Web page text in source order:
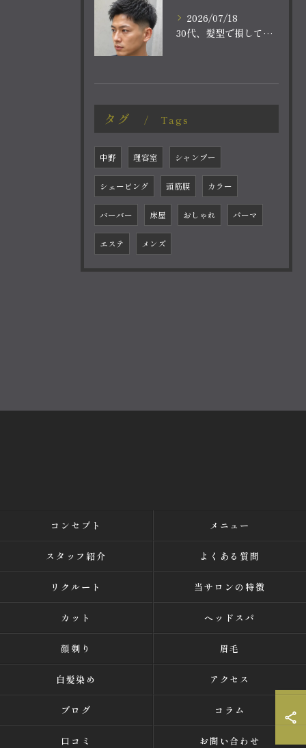
2026/07/18
30代、髪型で損していませんか？
タグ Tags
中野 理容室 シャンプー
シェービング 頭筋膜 カラー
バーバー 床屋 おしゃれ パーマ
エステ メンズ
コンセプト メニュー
スタッフ紹介 よくある質問
リクルート 当サロンの特徴
カット ヘッドスパ
顔剃り 眉毛
白髪染め アクセス
ブログ コラム
口コミ お問い合わせ